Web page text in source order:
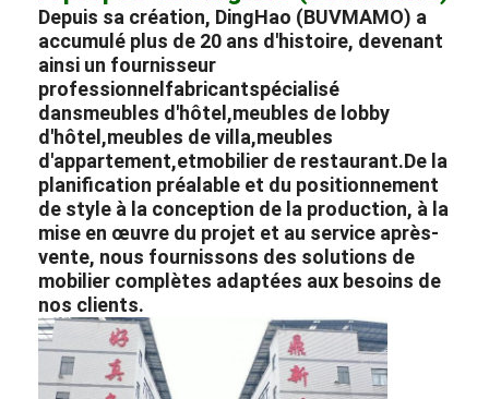
Depuis sa création, DingHao (BUVMAMO) a
accumulé plus de 20 ans d'histoire, devenant
ainsi un fournisseur
professionnelfabricantspécialisé
dansmeubles d'hôtel,meubles de lobby
d'hôtel,meubles de villa,meubles
d'appartement,etmobilier de restaurant.De la
planification préalable et du positionnement
de style à la conception de la production, à la
mise en œuvre du projet et au service après-
vente, nous fournissons des solutions de
mobilier complètes adaptées aux besoins de
nos clients.